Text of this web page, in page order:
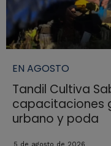
EN AGOSTO
Tandil Cultiva
capacitaciones
urbano y poda
5 de agosto de 2026